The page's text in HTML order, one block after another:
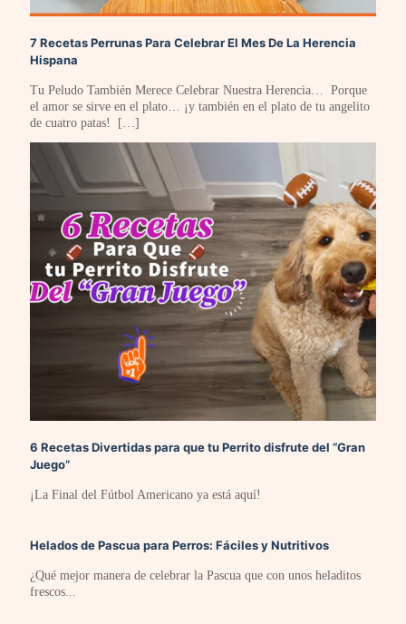
7 Recetas Perrunas Para Celebrar El Mes De La Herencia
Hispana
Tu Peludo También Merece Celebrar Nuestra Herencia… Porque
el amor se sirve en el plato… ¡y también en el plato de tu angelito
de cuatro patas!
[…]
6 Recetas Divertidas para que tu Perrito disfrute del “Gran
Juego”
¡La Final del Fútbol Americano ya está aquí!
Helados de Pascua para Perros: Fáciles y Nutritivos
¿Qué mejor manera de celebrar la Pascua que con unos heladitos
frescos...